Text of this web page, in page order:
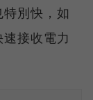
別快，如
接收電力